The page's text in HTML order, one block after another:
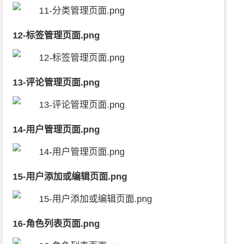
12-标签管理页面.png
13-评论管理页面.png
14-用户管理页面.png
15-用户添加或编辑页面.png
16-角色列表页面.png